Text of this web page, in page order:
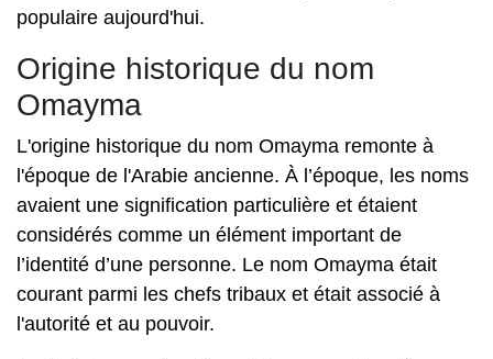
populaire aujourd'hui.
Origine historique du nom
Omayma
L'origine historique du nom Omayma remonte à
l'époque de l'Arabie ancienne. À l’époque, les noms
avaient une signification particulière et étaient
considérés comme un élément important de
l’identité d’une personne. Le nom Omayma était
courant parmi les chefs tribaux et était associé à
l'autorité et au pouvoir.